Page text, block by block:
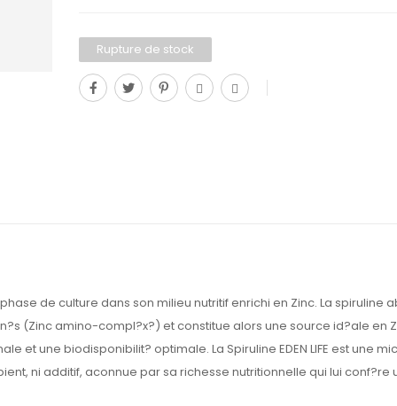
Rupture de stock
de culture dans son milieu nutritif enrichi en Zinc. La spiruline
(Zinc amino-compl?x?) et constitue alors une source id?ale en
et une biodisponibilit? optimale. La Spiruline EDEN LIFE est une
ni additif, aconnue par sa richesse nutritionnelle qui lui conf?re